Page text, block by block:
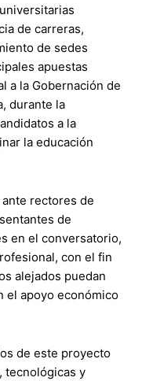
de carreras,
de sedes
apuestas
a la Gobernación de
durante la
a la
la educación
rectores de
de
en el conversatorio,
con el fin
alejados puedan
el apoyo económico
de este proyecto
tecnológicas y